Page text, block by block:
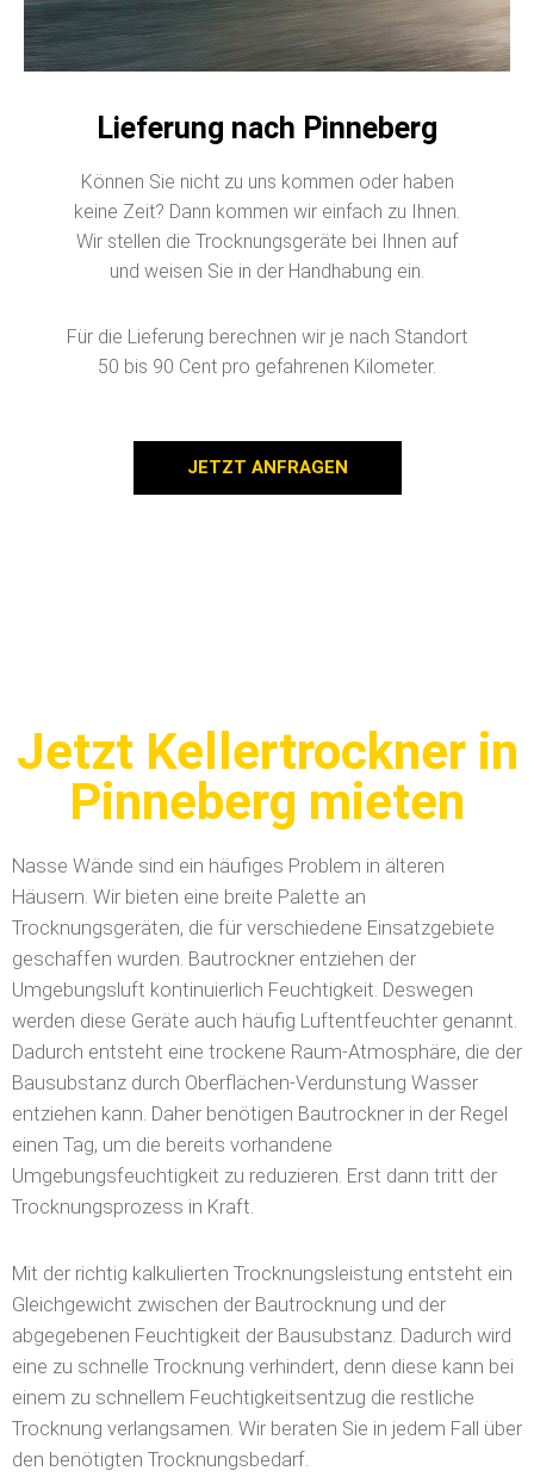
Lieferung nach Pinneberg
Können Sie nicht zu uns kommen oder haben
keine Zeit? Dann kommen wir einfach zu Ihnen.
Wir stellen die Trocknungsgeräte bei Ihnen auf
und weisen Sie in der Handhabung ein.
Für die Lieferung berechnen wir je nach Standort
50 bis 90 Cent pro gefahrenen Kilometer.
JETZT ANFRAGEN
Jetzt Kellertrockner in
Pinneberg mieten
Nasse Wände sind ein häufiges Problem in älteren
Häusern. Wir bieten eine breite Palette an
Trocknungsgeräten, die für verschiedene Einsatzgebiete
geschaffen wurden. Bautrockner entziehen der
Umgebungsluft kontinuierlich Feuchtigkeit. Deswegen
werden diese Geräte auch häufig Luftentfeuchter genannt.
Dadurch entsteht eine trockene Raum-Atmosphäre, die der
Bausubstanz durch Oberflächen-Verdunstung Wasser
entziehen kann. Daher benötigen Bautrockner in der Regel
einen Tag, um die bereits vorhandene
Umgebungsfeuchtigkeit zu reduzieren. Erst dann tritt der
Trocknungsprozess in Kraft.
Mit der richtig kalkulierten Trocknungsleistung entsteht ein
Gleichgewicht zwischen der Bautrocknung und der
abgegebenen Feuchtigkeit der Bausubstanz. Dadurch wird
eine zu schnelle Trocknung verhindert, denn diese kann bei
einem zu schnellem Feuchtigkeitsentzug die restliche
Trocknung verlangsamen. Wir beraten Sie in jedem Fall über
den benötigten Trocknungsbedarf.